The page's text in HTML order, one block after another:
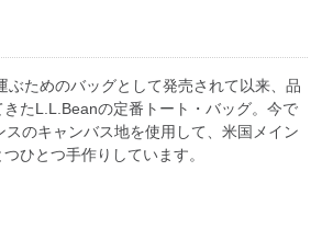
ぶためのバッグとして発売されて以来、品
たL.L.Beanの定番トート・バッグ。今で
スのキャンバス地を使用して、米国メイン
ひとつ手作りしています。